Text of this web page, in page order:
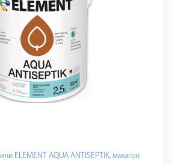
ELEMENT AQUA ANTISEPTIK, махагон